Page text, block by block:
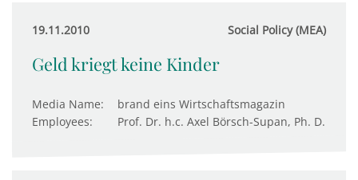
19.11.2010 Social Policy (MEA)
Geld kriegt keine Kinder
Media Name:
brand eins Wirtschaftsmagazin
Employees:
Prof. Dr. h.c. Axel Börsch-Supan, Ph. D.